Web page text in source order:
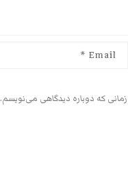
که دوباره دیدگاهی می‌نویسم.